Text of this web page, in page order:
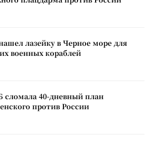
лазейку в Черное море для
военных кораблей
сломала 40-дневный план
против России